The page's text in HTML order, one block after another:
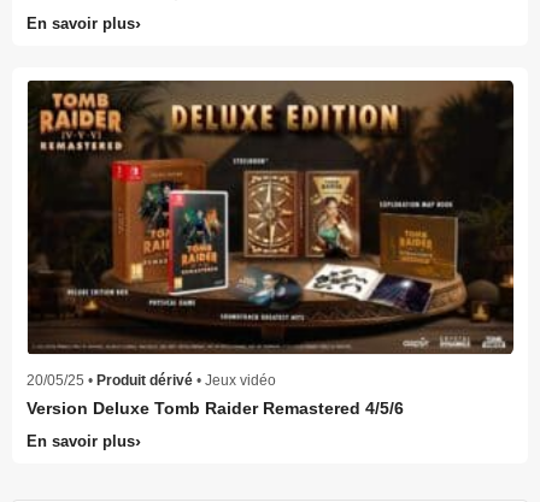
En savoir plus
20/05/25 • Produit dérivé • Jeux vidéo
Version Deluxe Tomb Raider Remastered 4/5/6
En savoir plus